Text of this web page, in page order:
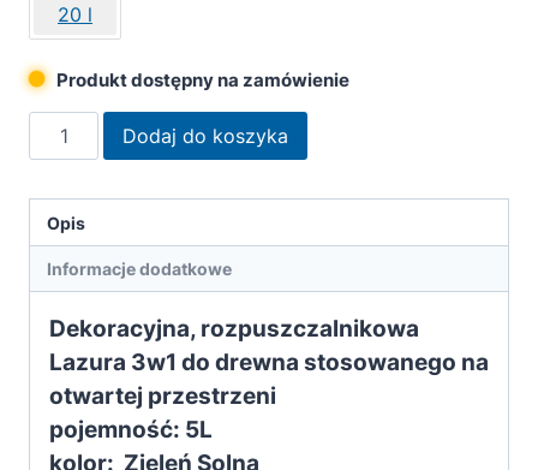
20 l
Produkt dostępny na zamówienie
ilość
Remmers
impregnująca
HK-
Lasur
zieleń
solna
5L
Dodaj do koszyka
Opis
Informacje dodatkowe
Dekoracyjna, rozpuszczalnikowa
Lazura 3w1 do drewna stosowanego na
otwartej przestrzeni
pojemność: 5L
kolor: Zieleń Solna